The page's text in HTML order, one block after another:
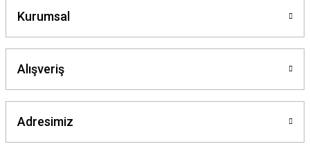
Kurumsal
Alışveriş
Adresimiz